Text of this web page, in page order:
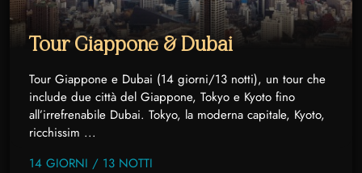
Tour Giappone & Dubai
Tour Giappone e Dubai (14 giorni/13 notti), un tour che
include due città del Giappone, Tokyo e Kyoto fino
all’irrefrenabile Dubai. Tokyo, la moderna capitale, Kyoto,
ricchissim ...
14 GIORNI / 13 NOTTI